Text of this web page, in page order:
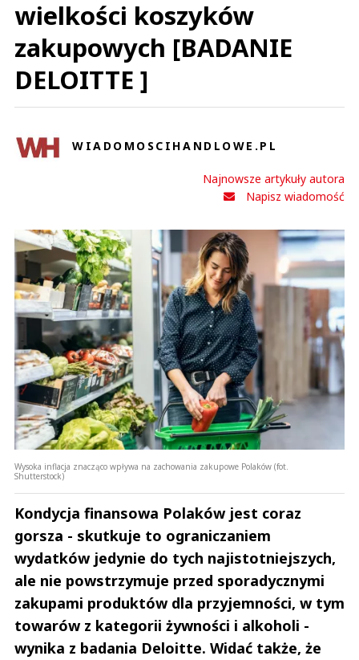
wielkości koszyków
zakupowych [BADANIE
DELOITTE ]
WIADOMOSCIHANDLOWE.PL
Najnowsze artykuły autora
Napisz wiadomość
Wysoka inflacja znacząco wpływa na zachowania zakupowe Polaków (fot.
Shutterstock)
Kondycja finansowa Polaków jest coraz
gorsza - skutkuje to ograniczaniem
wydatków jedynie do tych najistotniejszych,
ale nie powstrzymuje przed sporadycznymi
zakupami produktów dla przyjemności, w tym
towarów z kategorii żywności i alkoholi -
wynika z badania Deloitte. Widać także, że